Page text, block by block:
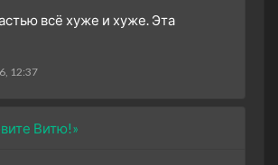
всё хуже и хуже. Эта
12:37
Витю!»